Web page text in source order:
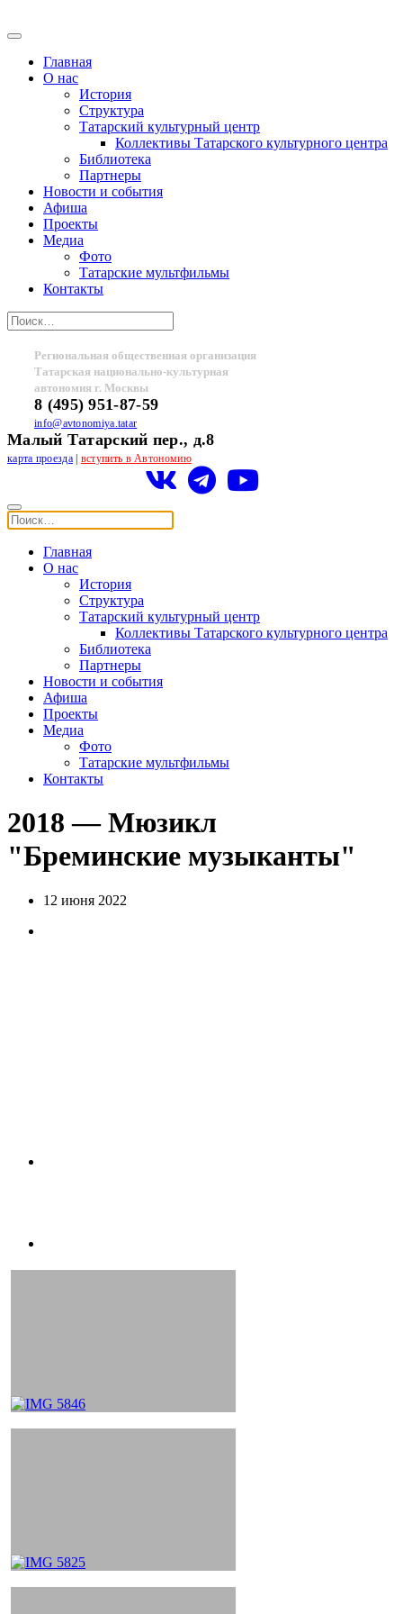
Главная
О нас
История
Структура
Татарский культурный центр
Коллективы Татарского культурного центра
Библиотека
Партнеры
Новости и события
Афиша
Проекты
Медиа
Фото
Татарские мультфильмы
Контакты
Региональная общественная организация
Татарская национально-культурная
автономия г. Москвы
8 (495) 951-87-59
info@avtonomiya.tatar
Малый Татарский пер., д.8
карта проезда| вступить в Автономию
Главная
О нас
История
Структура
Татарский культурный центр
Коллективы Татарского культурного центра
Библиотека
Партнеры
Новости и события
Афиша
Проекты
Медиа
Фото
Татарские мультфильмы
Контакты
2018 — Мюзикл
"Бреминские музыканты"
12 июня 2022